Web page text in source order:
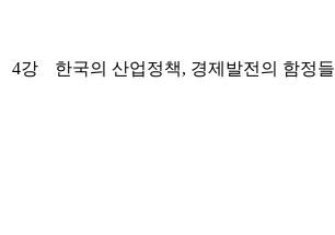
4강 한국의 산업정책, 경제발전의 함정들